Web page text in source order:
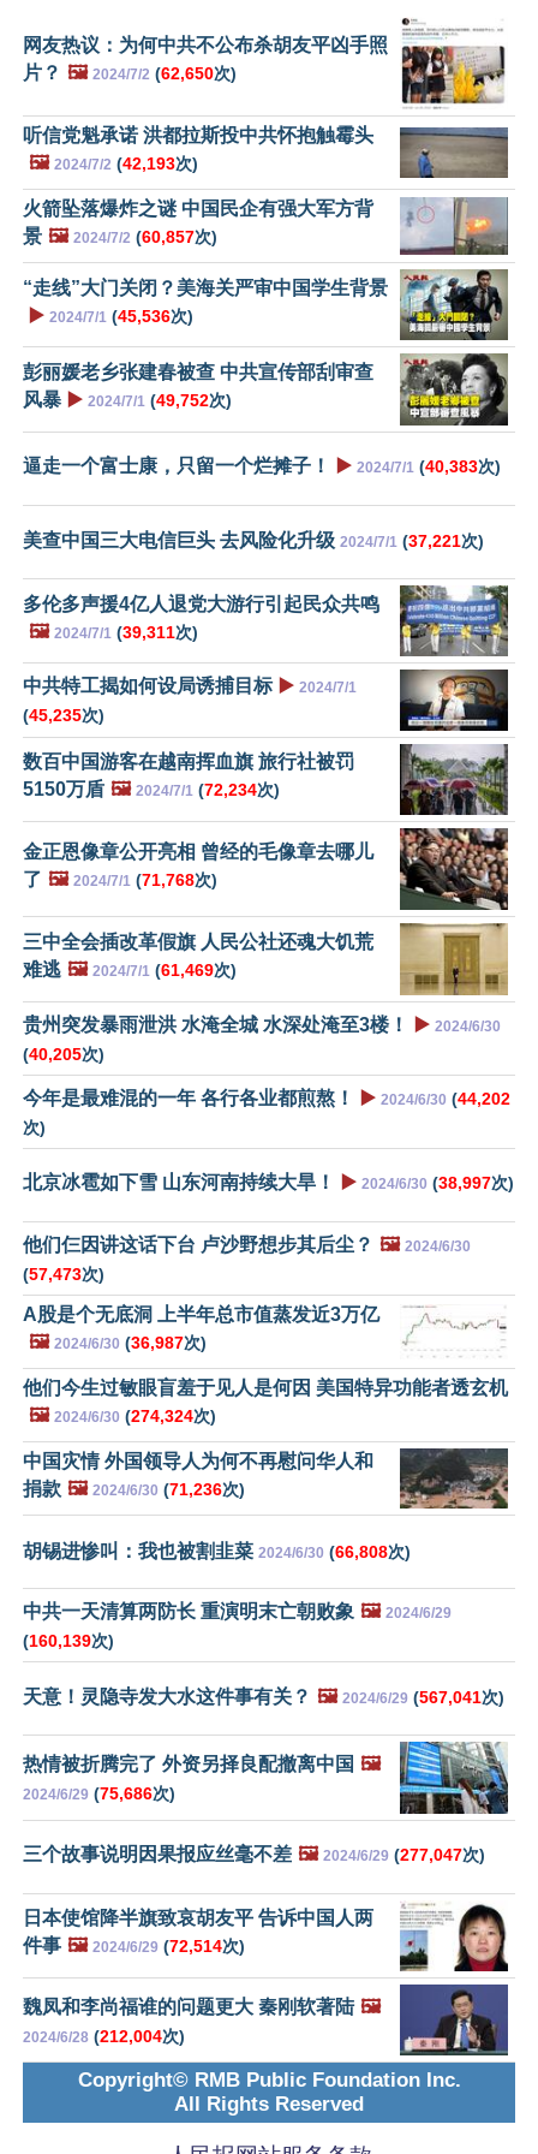
网友热议：为何中共不公布杀胡友平凶手照
片？ 🖼️ 2024/7/2 (62,650次)
听信党魁承诺 洪都拉斯投中共怀抱触霉头
🖼️ 2024/7/2 (42,193次)
火箭坠落爆炸之谜 中国民企有强大军方背
景 🖼️ 2024/7/2 (60,857次)
“走线”大门关闭？美海关严审中国学生背景
▶️ 2024/7/1 (45,536次)
彭丽媛老乡张建春被查 中共宣传部刮审查
风暴 ▶️ 2024/7/1 (49,752次)
逼走一个富士康，只留一个烂摊子！ ▶️ 2024/7/1 (40,383次)
美查中国三大电信巨头 去风险化升级 2024/7/1 (37,221次)
多伦多声援4亿人退党大游行引起民众共鸣
🖼️ 2024/7/1 (39,311次)
中共特工揭如何设局诱捕目标 ▶️ 2024/7/1
(45,235次)
数百中国游客在越南挥血旗 旅行社被罚
5150万盾 🖼️ 2024/7/1 (72,234次)
金正恩像章公开亮相 曾经的毛像章去哪儿
了 🖼️ 2024/7/1 (71,768次)
三中全会插改革假旗 人民公社还魂大饥荒
难逃 🖼️ 2024/7/1 (61,469次)
贵州突发暴雨泄洪 水淹全城 水深处淹至3楼！ ▶️ 2024/6/30
(40,205次)
今年是最难混的一年 各行各业都煎熬！ ▶️ 2024/6/30 (44,202
次)
北京冰雹如下雪 山东河南持续大旱！ ▶️ 2024/6/30 (38,997次)
他们仨因讲这话下台 卢沙野想步其后尘？ 🖼️ 2024/6/30
(57,473次)
A股是个无底洞 上半年总市值蒸发近3万亿
🖼️ 2024/6/30 (36,987次)
他们今生过敏眼盲羞于见人是何因 美国特异功能者透玄机
🖼️ 2024/6/30 (274,324次)
中国灾情 外国领导人为何不再慰问华人和
捐款 🖼️ 2024/6/30 (71,236次)
胡锡进惨叫：我也被割韭菜 2024/6/30 (66,808次)
中共一天清算两防长 重演明末亡朝败象 🖼️ 2024/6/29
(160,139次)
天意！灵隐寺发大水这件事有关？ 🖼️ 2024/6/29 (567,041次)
热情被折腾完了 外资另择良配撤离中国 🖼️
2024/6/29 (75,686次)
三个故事说明因果报应丝毫不差 🖼️ 2024/6/29 (277,047次)
日本使馆降半旗致哀胡友平 告诉中国人两
件事 🖼️ 2024/6/29 (72,514次)
魏凤和李尚福谁的问题更大 秦刚软著陆 🖼️
2024/6/28 (212,004次)
Copyright© RMB Public Foundation Inc.
All Rights Reserved